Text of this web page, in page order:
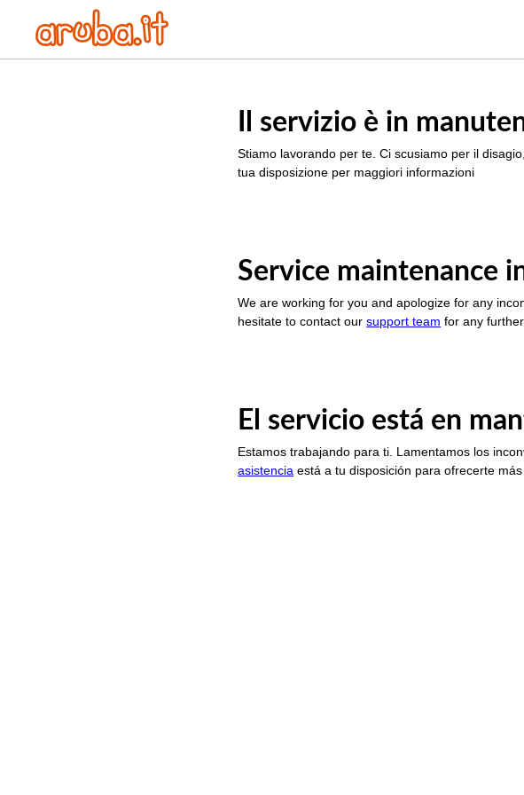
Il servizio è in
Stiamo lavorando per te. Ci scusiamo per il
tua disposizione per maggiori informazioni
Service maintenance
We are working for you and apologize for any
hesitate to contact oursupport team for any
El servicio está en
Estamos trabajando para ti. Lamentamos los
asistencia está a tu disposición para ofrecerte